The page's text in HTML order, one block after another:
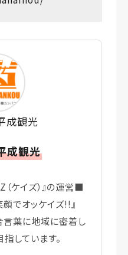
成観光
成観光
ケイズ）』の運営■
でオッケイズ!!』
言葉に地域に密着し
しています。